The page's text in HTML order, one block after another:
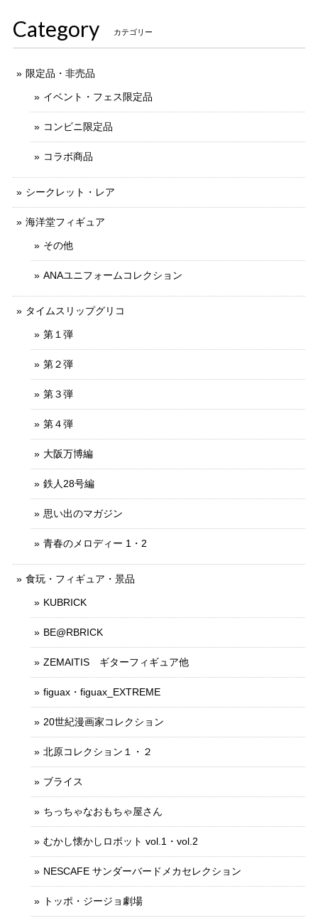
Category カテゴリー
限定品・非売品
イベント・フェス限定品
コンビニ限定品
コラボ商品
シークレット・レア
海洋堂フィギュア
その他
ANAユニフォームコレクション
タイムスリップグリコ
第１弾
第２弾
第３弾
第４弾
大阪万博編
鉄人28号編
思い出のマガジン
青春のメロディー 1・2
食玩・フィギュア・景品
KUBRICK
BE@RBRICK
ZEMAITIS ギターフィギュア他
figuax・figuax_EXTREME
20世紀漫画家コレクション
北原コレクション１・２
ブライス
ちっちゃなおもちゃ屋さん
むかし懐かしロボット vol.1・vol.2
NESCAFE サンダーバードメカセレクション
トッポ・ジージョ劇場